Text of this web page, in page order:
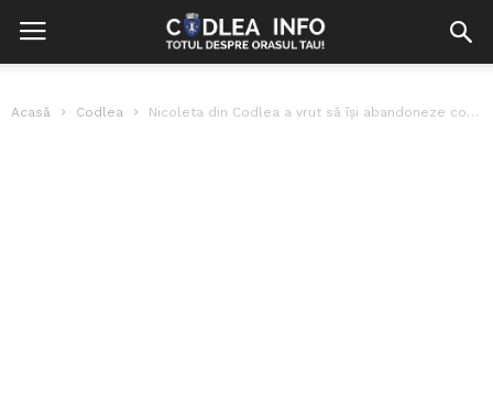
Acasă Codlea Nicoleta din Codlea a vrut să își abandoneze copilul nou-născut în sediul...